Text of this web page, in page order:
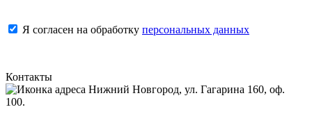
Я согласен на обработку персональных данных
Контакты
Нижний Новгород, ул. Гагарина 160, оф.
100.